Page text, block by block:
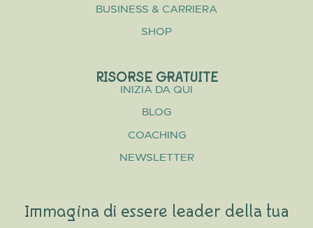
BUSINESS & CARRIERA
SHOP
RISORSE GRATUITE
INIZIA DA QUI
BLOG
COACHING
NEWSLETTER
Immagina di essere leader della tua